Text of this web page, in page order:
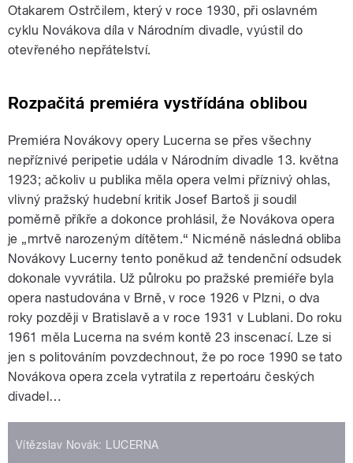
Otakarem Ostrčilem, který v roce 1930, při oslavném
cyklu Novákova díla v Národním divadle, vyústil do
otevřeného nepřátelství.
Rozpačitá premiéra vystřídána oblibou
Premiéra Novákovy opery Lucerna se přes všechny
nepříznivé peripetie udála v Národním divadle 13. května
1923; ačkoliv u publika měla opera velmi příznivý ohlas,
vlivný pražský hudební kritik Josef Bartoš ji soudil
poměrně příkře a dokonce prohlásil, že Novákova opera
je „mrtvě narozeným dítětem.“ Nicméně následná obliba
Novákovy Lucerny tento poněkud až tendenční odsudek
dokonale vyvrátila. Už půlroku po pražské premiéře byla
opera nastudována v Brně, v roce 1926 v Plzni, o dva
roky později v Bratislavě a v roce 1931 v Lublani. Do roku
1961 měla Lucerna na svém kontě 23 inscenací. Lze si
jen s politováním povzdechnout, že po roce 1990 se tato
Novákova opera zcela vytratila z repertoáru českých
divadel…
Vítězslav Novák: LUCERNA